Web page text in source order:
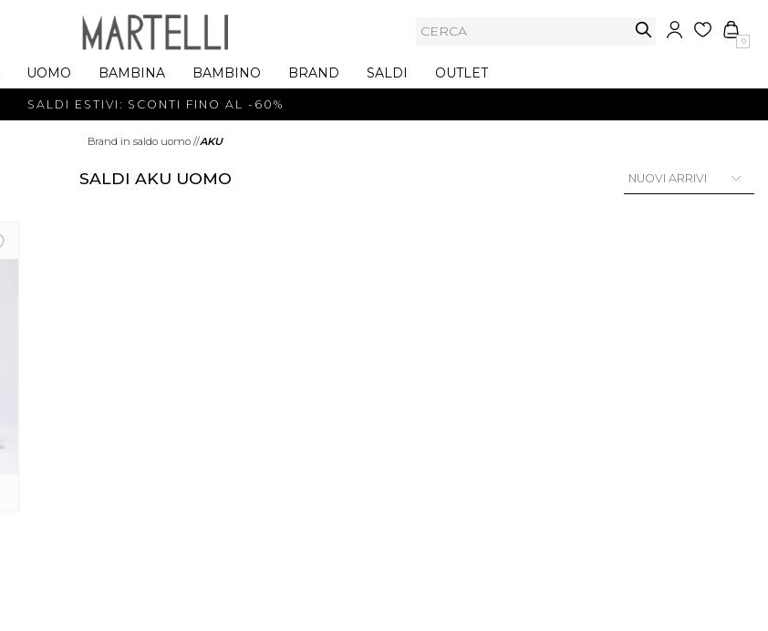
0
UOMO BAMBINA BAMBINO BRAND SALDI OUTLET
SALDI ESTIVI: SCONTI FINO AL -60%
Brand in saldo uomo //AKU
SALDI AKU UOMO